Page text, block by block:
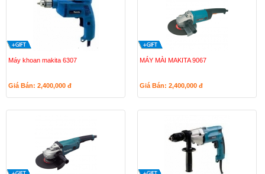
Máy khoan makita 6307
Giá Bán: 2,400,000 đ
MÁY MÀI MAKITA 9067
Giá Bán: 2,400,000 đ